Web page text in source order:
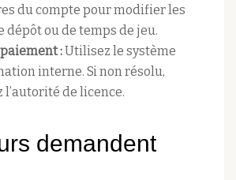
du compte pour modifier les
dépôt ou de temps de jeu.
:Utilisez le système
interne. Si non résolu,
l’autorité de licence.
demandent